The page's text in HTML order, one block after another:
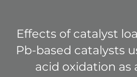
Effects of catalyst
Pb-based catalysts
acid oxidation as